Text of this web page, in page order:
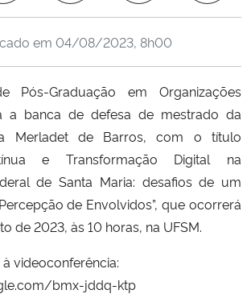
Inovações e Comunicações
Regional
em 04/08/2023, 8h00
Pós-Graduação em Organizações
a banca de defesa de mestrado da
Merladet de Barros, com o título
e Transformação Digital na
de Santa Maria: desafios de um
de Envolvidos”, que ocorrerá
de 2023, às 10 horas, na UFSM.
videoconferência:
bmx-jddq-ktp